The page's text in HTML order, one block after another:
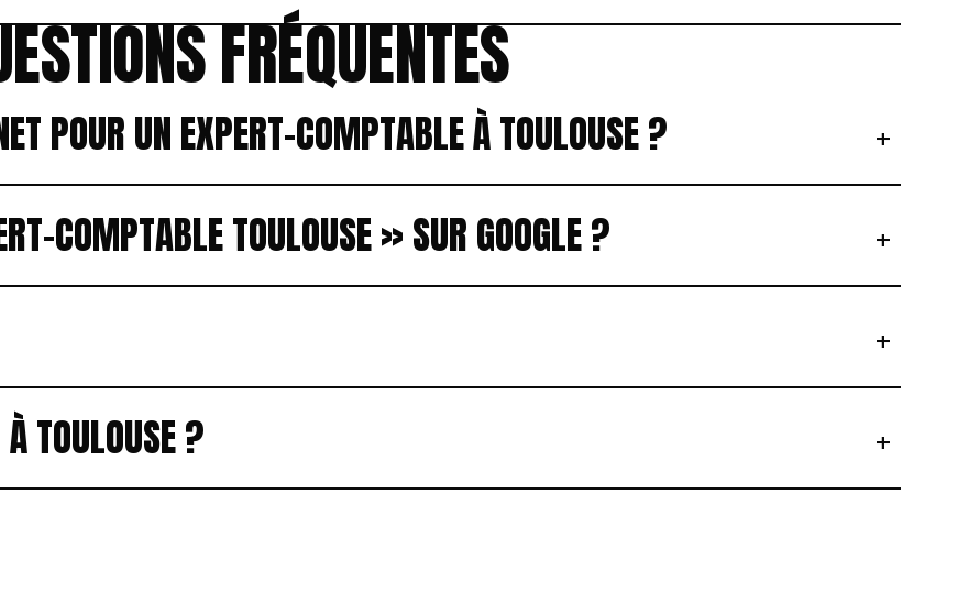
FRÉQUENTES
POUR UN EXPERT-COMPTABLE À TOULOUSE ? +
COMPTABLE TOULOUSE » SUR GOOGLE ? +
+
TOULOUSE ? +